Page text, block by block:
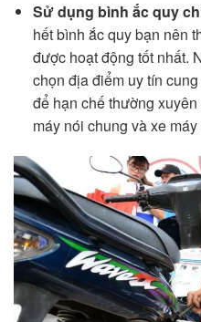
Sử dụng bình ắc quy
hết bình ắc quy bạn nên
được hoạt động tốt nhất.
chọn địa điểm uy tín
để hạn chế thường
máy nói chung và xe